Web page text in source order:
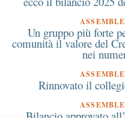
Un gruppo più forte
comunità il valore del
nei
Rinnovato il
Bilancio approvato